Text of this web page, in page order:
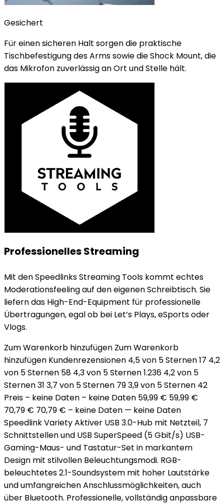
Gesichert
Für einen sicheren Halt sorgen die praktische
Tischbefestigung des Arms sowie die Shock Mount, die
das Mikrofon zuverlässig an Ort und Stelle hält.
Professionelles Streaming
Mit den Speedlinks Streaming Tools kommt echtes
Moderationsfeeling auf den eigenen Schreibtisch. Sie
liefern das High-End-Equipment für professionelle
Übertragungen, egal ob bei Let’s Plays, eSports oder
Vlogs.
Zum Warenkorb hinzufügen Zum Warenkorb
hinzufügen Kundenrezensionen 4,5 von 5 Sternen 17 4,2
von 5 Sternen 58 4,3 von 5 Sternen 1.236 4,2 von 5
Sternen 31 3,7 von 5 Sternen 79 3,9 von 5 Sternen 42
Preis – keine Daten – keine Daten 59,99 € 59,99 €
70,79 € 70,79 € – keine Daten — keine Daten
Speedlink Variety Aktiver USB 3.0-Hub mit Netzteil, 7
Schnittstellen und USB SuperSpeed (5 Gbit/s) USB-
Gaming-Maus- und Tastatur-Set in markantem
Design mit stilvollen Beleuchtungsmodi. RGB-
beleuchtetes 2.1-Soundsystem mit hoher Lautstärke
und umfangreichen Anschlussmöglichkeiten, auch
über Bluetooth. Professionelle, vollständig anpassbare